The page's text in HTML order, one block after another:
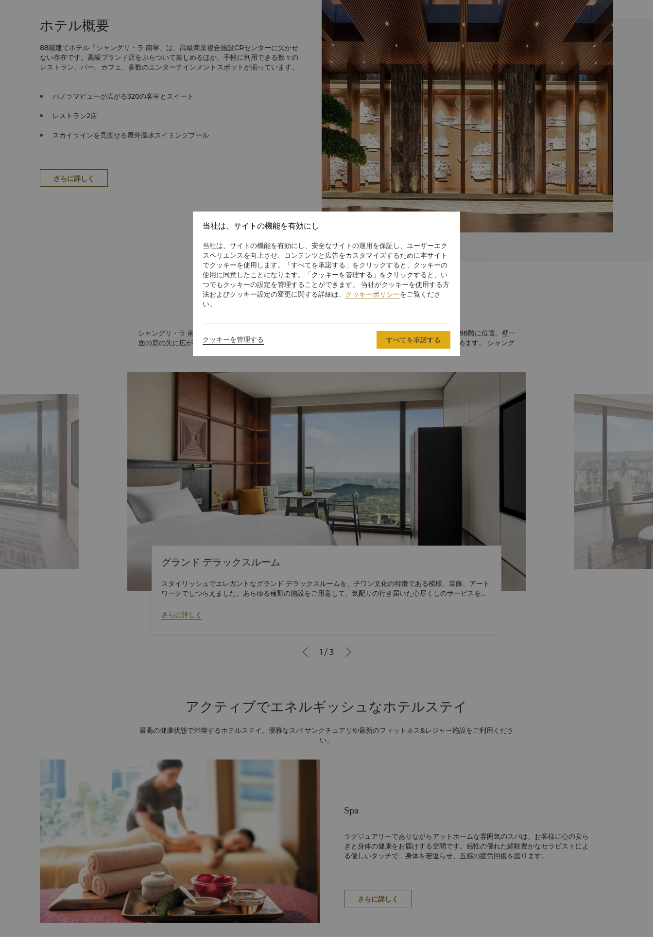
ホテル概要
88階建てホテル「シャングリ・ラ 南寧」は、高級商業複合施設CRセンターに欠かせ
ない存在です。高級ブランド店をぶらついて楽しめるほか、手軽に利用できる数々の
レストラン、バー、カフェ、多数のエンターテインメントスポットが揃っています。
パノラマビューが広がる320の客室とスイート
レストラン2店
スカイラインを見渡せる屋外温水スイミングプール
さらに詳しく
シャングリ・ラ 南寧は、モダンでスタイリッシュな320の客室とスイートを擁しています。客室は72階～88階に位置。壁一
面の窓の先に広がるのは青秀山や民謡湖の美しい眺め。さらに、活気に満ちた南寧市の壮大な眺めも楽しめます。 シャング
グランド デラックスルーム
スタイリッシュでエレガントなグランド デラックスルームを、チワン文化の特徴である模様、装飾、アート
ワークでしつらえました。あらゆる種類の施設をご用意して、気配りの行き届いた心尽くしのサービスをご
さらに詳しく
 1 /3 
アクティブでエネルギッシュなホテルステイ
最高の健康状態で満喫するホテルステイ。優雅なスパ サンクチュアリや最新のフィットネス&レジャー施設をご利用くださ
い。
Spa
ラグジュアリーでありながらアットホームな雰囲気のスパは、お客様に心の安ら
ぎと身体の健康をお届けする空間です。感性の優れた経験豊かなセラピストによ
る優しいタッチで、身体を若返らせ、五感の疲労回復を図ります。
さらに詳しく
当社は、サイトの機能を有効にし
当社は、サイトの機能を有効にし、安全なサイトの運用を保証し、ユーザーエク
スペリエンスを向上させ、コンテンツと広告をカスタマイズするために本サイト
でクッキーを使用します。「すべてを承諾する」をクリックすると、クッキーの
使用に同意したことになります。「クッキーを管理する」をクリックすると、い
つでもクッキーの設定を管理することができます。 当社がクッキーを使用する方
法およびクッキー設定の変更に関する詳細は、 クッキーポリシーをご覧くださ
い。
クッキーを管理する すべてを承諾する